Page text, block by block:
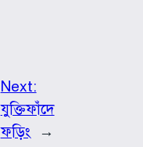
Next:
যুক্তিফাঁদে
ফড়িং
→